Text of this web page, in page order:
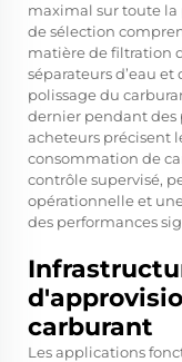
maximal sur toute la
de sélection
matière de filtration
séparateurs d’eau
polissage du
dernier pendant des
acheteurs précisent
consommation de
contrôle supervisé,
opérationnelle et
des performances
carburant
Les applications